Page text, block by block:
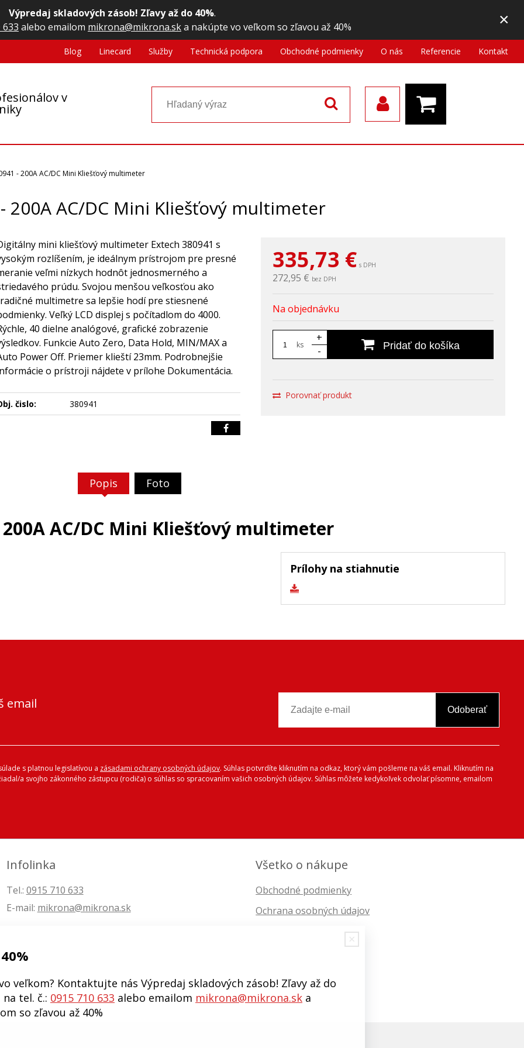
Výpredaj skladových zásob! Zľavy až do 40%.
633 alebo emailom mikrona@mikrona.ska nakúpte vo veľkom so zľavou až 40% ×
v
Blog Linecard Služby Technická podpora Obchodné podmienky O nás Referencie Kontakt
- 200A AC/DC Mini Kliešťový multimeter
200A AC/DC Mini Kliešťový multimeter
335,73 € s DPH
272,95 € bez DPH
Na objednávku
ks
+
-
Pridať do košíka
Porovnať produkt
mini kliešťový multimeter Extech 380941 s
rozlíšením, je ideálnym prístrojom pre presné
veľmi nízkych hodnôt jednosmerného a
prúdu. Svojou menšou veľkosťou ako
multimetre sa lepšie hodí pre stiesnené
Veľký LCD displej s počítadlom do 4000.
40 dielne analógové, grafické zobrazenie
Funkcie Auto Zero, Data Hold, MIN/MAX a
Power Off. Priemer klieští 23mm. Podrobnejšie
o prístroji nájdete v prílohe Dokumentácia.
čislo: 380941
Popis Foto
200A AC/DC Mini Kliešťový multimeter
Prílohy na stiahnutie
email Odoberať
s platnou legislatívou a zásadami ochrany osobných údajov. Súhlas potvrdíte kliknutím na odkaz, ktorý vám pošleme na váš email. Kliknutím na
a svojho zákonného zástupcu (rodiča) o súhlas so spracovaním vašich osobných údajov. Súhlas môžete kedykoľvek odvolať písomne, emailom
Infolinka
Tel.: 0915 710 633
E-mail: mikrona@mikrona.sk
Všetko o nákupe
Obchodné podmienky
Ochrana osobných údajov
veľkom? Kontaktujte nás Výpredaj skladových zásob! Zľavy až do
tel. č.: 0915 710 633 alebo emailom mikrona@mikrona.sk a
so zľavou až 40%